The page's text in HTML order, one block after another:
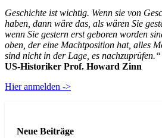
Geschichte ist wichtig. Wenn sie von
haben, dann wäre das, als wären Sie
wenn Sie gestern erst geboren worden
oben, der eine Machtposition hat, alles
sind nicht in der Lage, es nachzuprüfen.“
US-Historiker Prof. Howard Zinn
Hier anmelden ->
Neue Beiträge